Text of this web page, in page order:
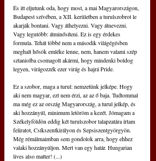
És itt eljutunk oda, hogy most, a mai Magyarországon,
Budapest szívében, a XII. kerületben a turulszobrot le
akarják bontani. Vagy áthelyezni. Vagy átnevezni.
Vagy legutóbb: átminősíteni. Ez is egy érdekes
formula. Tehát többé nem a második világégésben
meghalt hősök emléke lenne, nem, hanem valami szép
sztaniolba csomagolt akármi, hogy mindenki boldog
legyen, virágozzék ezer virág és hajrá Pride.
Ez a szobor, maga a turul: nemzetünk jelképe. Hogy
aki nem magyar, ezt nem érzi, az az ő baja. Tudtommal
ma még ez az ország Magyarország, a turul jelkép, és
aki hozzányúl, minimum letöröm a kezét. Jómagam a
Székelyföldön eddig két turulszobor talapzatára írtam
feliratot, Csíkszentkirályon és Sepsiszentgyörgyön.
Még rémálmaimban sem gondolok arra, hogy ehhez
valaki hozzányúljon. Mert van egy határ. Hungarian
lives also matter! (...)